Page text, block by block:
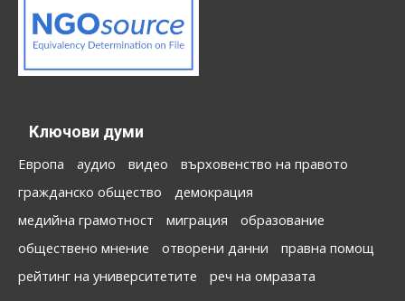
Ключови думи
Европа аудио видео
върховенство на правото
гражданско общество
демокрация
медийна грамотност
миграция
образование
обществено мнение
отворени данни
правна помощ
рейтинг на университетите
реч на омразата